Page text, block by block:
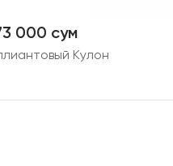
000 сум
Кулон